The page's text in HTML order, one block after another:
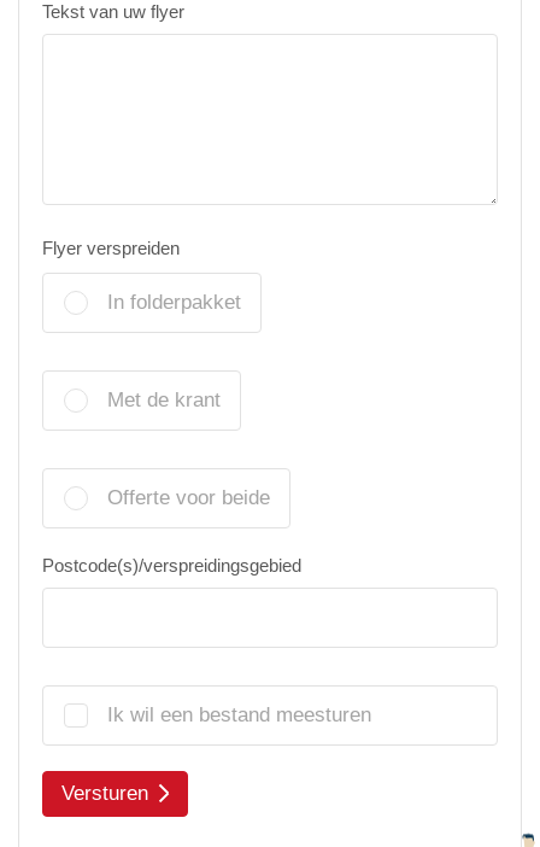
Tekst van uw flyer
Flyer verspreiden
In folderpakket
Met de krant
Offerte voor beide
Postcode(s)/verspreidingsgebied
Ik wil een bestand meesturen
Versturen